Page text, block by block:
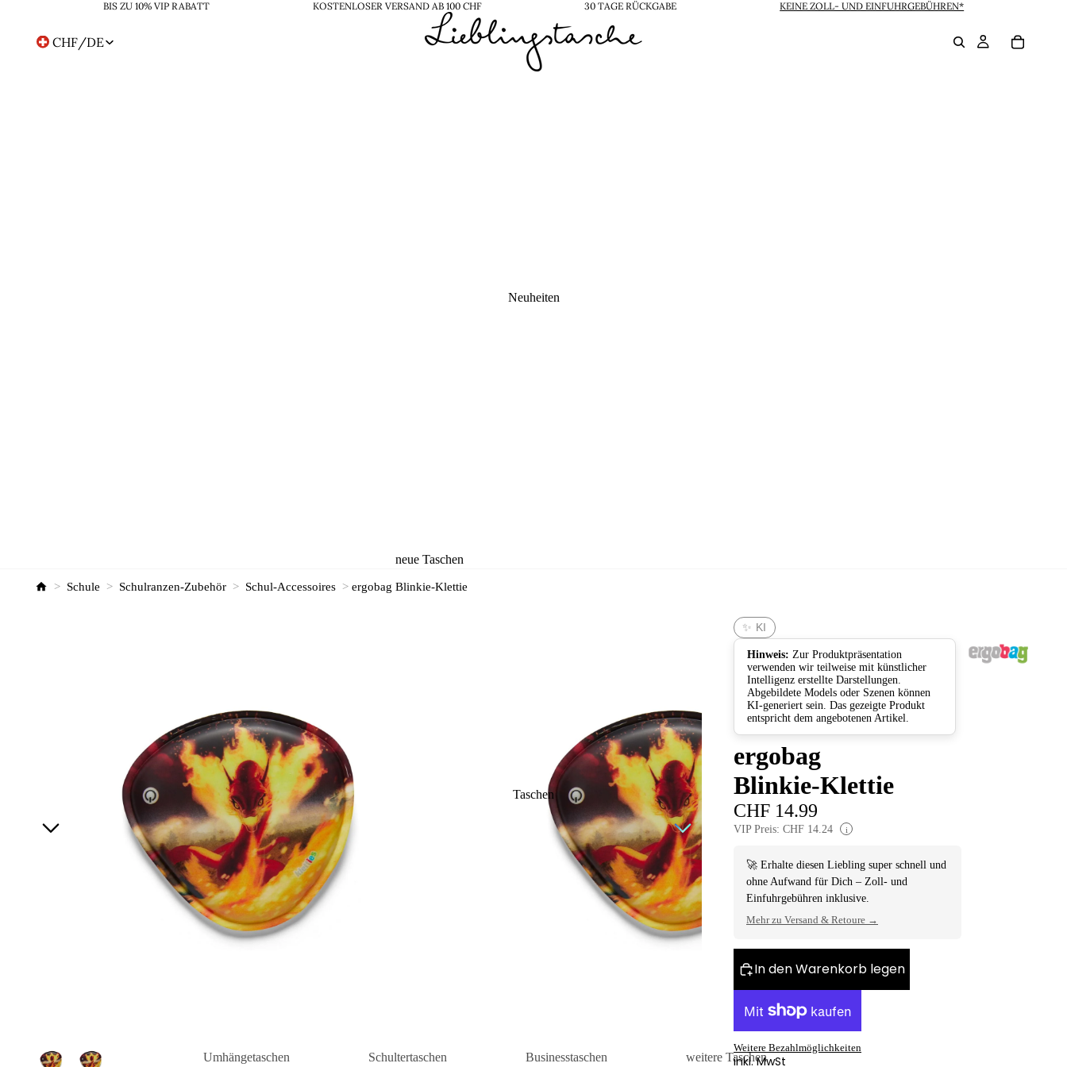
BIS ZU 10% VIP RABATT KOSTENLOSER VERSAND AB 100 CHF 30 TAGE RÜCKGABE KEINE ZOLL- UND EINFUHRGEBÜHREN*
CHFRegion-
/DE
Neuheiten
neue Taschen
neue Rucksäcke
Taschen
Umhängetaschen
Schultertaschen
Businesstaschen
weitere Taschen
> Schule > Schulranzen-Zubehör > Schul-Accessoires > ergobag Blinkie-Klettie
✨ KI
Hinweis: Zur Produktpräsentation
verwenden wir teilweise mit künstlicher
Intelligenz erstellte Darstellungen.
Abgebildete Models oder Szenen können
KI-generiert sein. Das gezeigte Produkt
entspricht dem angebotenen Artikel.
ergobag
Blinkie-Klettie
CHF 14.99
VIP Preis: CHF 14.24 i
🚀 Erhalte diesen Liebling super schnell und
ohne Aufwand für Dich – Zoll- und
Einfuhrgebühren inklusive.
Mehr zu Versand & Retoure →
In den Warenkorb legen
Weitere Bezahlmöglichkeiten
inkl. MwSt